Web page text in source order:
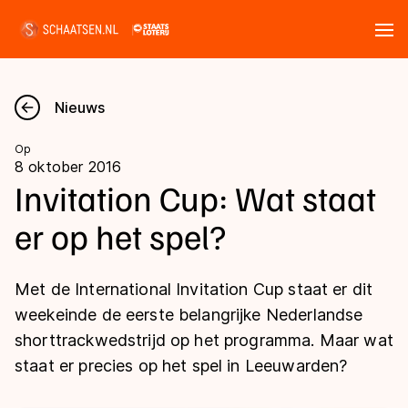
Nieuws
Kalender
Disciplines
Langebaan
Shorttrack
Inlineskaten
Uitslagen
Langebaan
Shorttrack
Tijden & historie
Nieuws
Op
8 oktober 2016
Invitation Cup: Wat staat
er op het spel?
Met de International Invitation Cup staat er dit
weekeinde de eerste belangrijke Nederlandse
shorttrackwedstrijd op het programma. Maar wat
staat er precies op het spel in Leeuwarden?